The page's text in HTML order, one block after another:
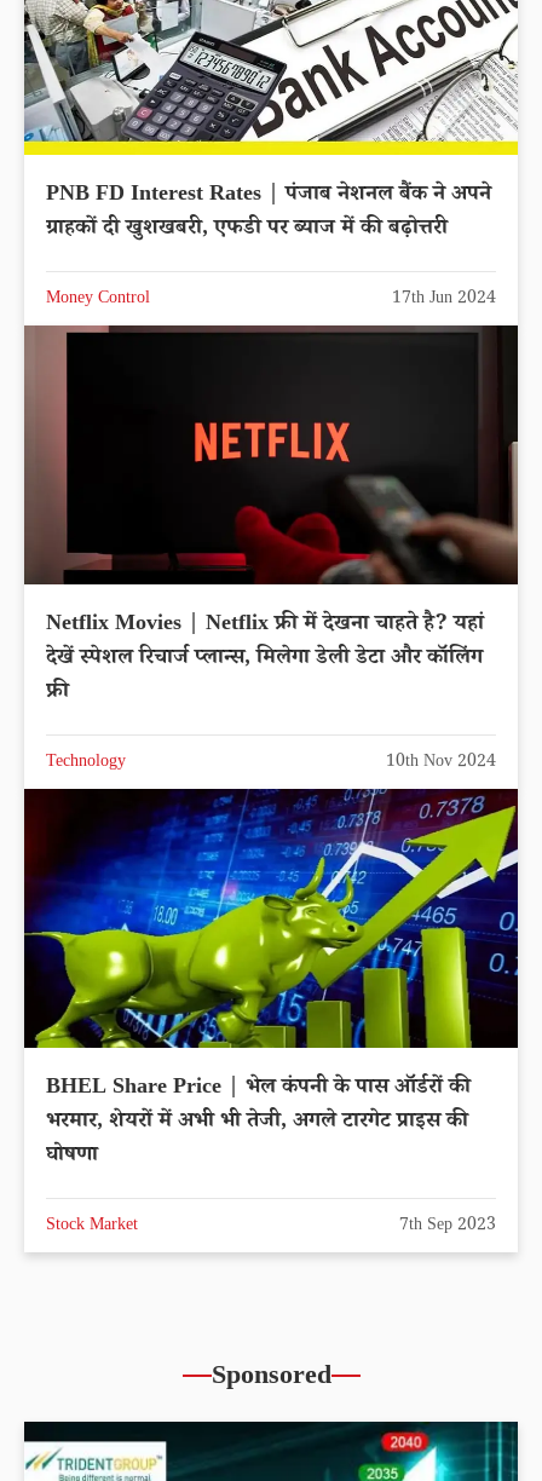
PNB FD Interest Rates | पंजाब नेशनल बैंक ने अपने
ग्राहकों दी खुशखबरी, एफडी पर ब्याज में की बढ़ोत्तरी
Money Control 17th Jun 2024
Netflix Movies | Netflix फ्री में देखना चाहते है? यहां
देखें स्पेशल रिचार्ज प्लान्स, मिलेगा डेली डेटा और कॉलिंग
फ्री
Technology 10th Nov 2024
BHEL Share Price | भेल कंपनी के पास ऑर्डरों की
भरमार, शेयरों में अभी भी तेजी, अगले टारगेट प्राइस की
घोषणा
Stock Market 7th Sep 2023
Sponsored